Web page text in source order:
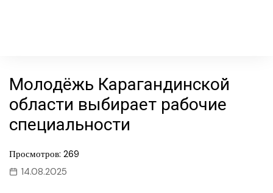
Молодёжь Карагандинской
области выбирает рабочие
специальности
Просмотров: 269
14.08.2025